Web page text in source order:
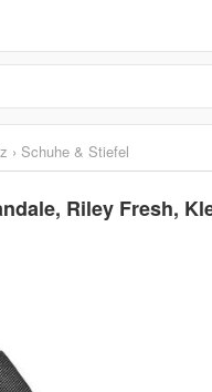
› Schuhe & Stiefel
Riley Fresh,